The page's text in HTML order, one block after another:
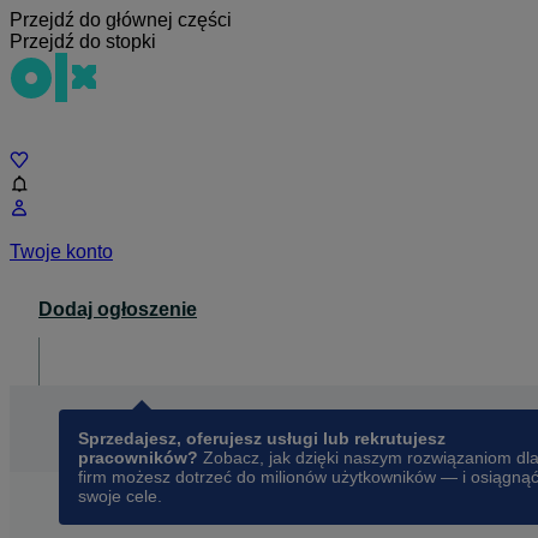
Przejdź do głównej części
Przejdź do stopki
Twoje konto
Dodaj ogłoszenie
Sprzedajesz, oferujesz usługi lub rekrutujesz
pracowników? Zobacz, jak dzięki naszym rozwiązaniom dla
firm możesz dotrzeć do milionów użytkowników — i osiągnąć
swoje cele.